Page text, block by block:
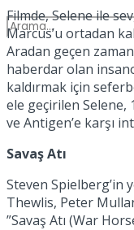
No Result
Filmde, Selene ile
Marcus’u ortadan
Aradan geçen
haberdar olan
kaldırmak için
ele geçirilen Selene,
ve Antigen’e karşı
Savaş Atı
Steven Spielberg’in
Thewlis, Peter
”Savaş Atı (War